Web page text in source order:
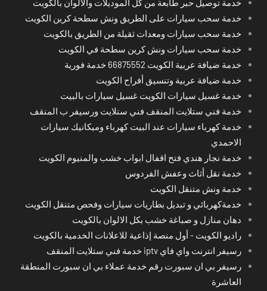
خدمة توصيل حبر طابعة من كل الموديلات والالوان بالكويت
خدمة سحب سيارات على الطريق ونش سطحة كرين الكويت
خدمة سحب سيارات ومعدات ثقيلة من الطريق بالكويت
خدمة سحب سيارات ونش كرين سطحة في الكويت
خدمة ضيافة عربية الكويت 66875552 خدمة فورية
خدمة ضيافة عربية وتنسيق أفراح الكويت
خدمة غسيل سيارات الكويت غسيل سيارات بالبيت
خدمة فني ستلايت المنقف فني ستلايت ورسيفر ب المنقف
خدمة كهرباء سيارات عند البيت كهرباء وميكانيك سيارات
الاحمدي
خدمة نجار هندي فتح اقفال ابواب خشب والمنيوم الكويت
خدمة نقل أثاث وعفش الفردوس
خدمة ونش متنقل الكويت
خدمةكهربائي و تبديل بطاريات سيارات وفحص متنقل الكويت
دهان منازل و صباغة خشب بكل الالوان بالكويت
راديو الكويت - أول منصة إذاعية للاعلانات الخدمية بالكويت
رسيفر انترنت واي فاي iptv خدمة فني ستلايت المنقف
رسيفر بي ان سبورت رقم خدمة عملاء بي ان سبورت المنطقة
العاشرة